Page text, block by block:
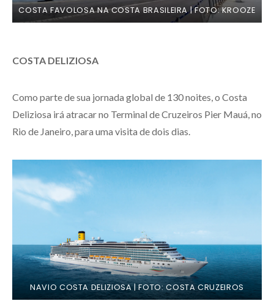
COSTA FAVOLOSA NA COSTA BRASILEIRA | FOTO: KROOZE
COSTA DELIZIOSA
Como parte de sua jornada global de 130 noites, o Costa
Deliziosa irá atracar no Terminal de Cruzeiros Pier Mauá, no
Rio de Janeiro, para uma visita de dois dias.
NAVIO COSTA DELIZIOSA | FOTO: COSTA CRUZEIROS